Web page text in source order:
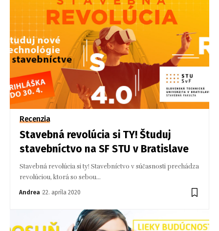
Recenzia
Stavebná revolúcia si TY! Študuj
stavebníctvo na SF STU v Bratislave
Stavebná revolúcia si ty! Stavebníctvo v súčasnosti prechádza
revolúciou, ktorá so sebou…
Andrea 22. apríla 2020